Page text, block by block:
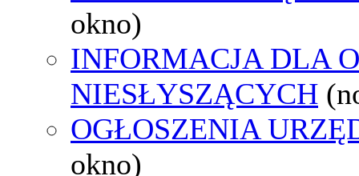
okno)
INFORMACJA DLA
NIESŁYSZĄCYCH
OGŁOSZENIA
okno)